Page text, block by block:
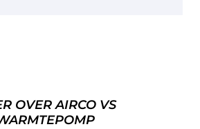
OVER AIRCO VS